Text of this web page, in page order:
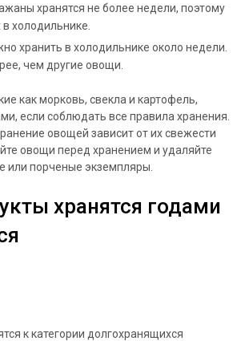
хранятся не более недели, поэтому
холодильнике.
хранить в холодильнике около недели.
чем другие овощи.
как морковь, свекла и картофель,
если соблюдать все правила хранения.
овощей зависит от их свежести
овощи перед хранением и удаляйте
порченые экземпляры.
хранятся годами
к категории долгохранящихся